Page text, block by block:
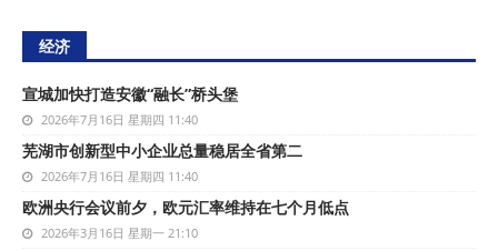
经济
宣城加快打造安徽“融长”桥头堡
2026年7月16日 星期四 11:40
芜湖市创新型中小企业总量稳居全省第二
2026年7月16日 星期四 11:40
欧洲央行会议前夕，欧元汇率维持在七个月低点
2026年3月16日 星期一 21:10